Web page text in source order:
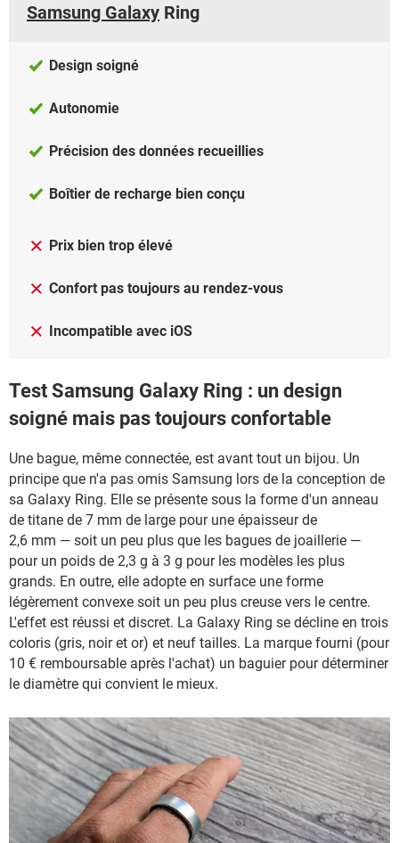
Samsung Galaxy Ring
Design soigné
Autonomie
Précision des données recueillies
Boîtier de recharge bien conçu
Prix bien trop élevé
Confort pas toujours au rendez-vous
Incompatible avec iOS
Test Samsung Galaxy Ring : un design
soigné mais pas toujours confortable
Une bague, même connectée, est avant tout un bijou. Un
principe que n'a pas omis Samsung lors de la conception de
sa Galaxy Ring. Elle se présente sous la forme d'un anneau
de titane de 7 mm de large pour une épaisseur de
2,6 mm — soit un peu plus que les bagues de joaillerie —
pour un poids de 2,3 g à 3 g pour les modèles les plus
grands. En outre, elle adopte en surface une forme
légèrement convexe soit un peu plus creuse vers le centre.
L'effet est réussi et discret. La Galaxy Ring se décline en trois
coloris (gris, noir et or) et neuf tailles. La marque fourni (pour
10 € remboursable après l'achat) un baguier pour déterminer
le diamètre qui convient le mieux.